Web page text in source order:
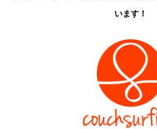
います！